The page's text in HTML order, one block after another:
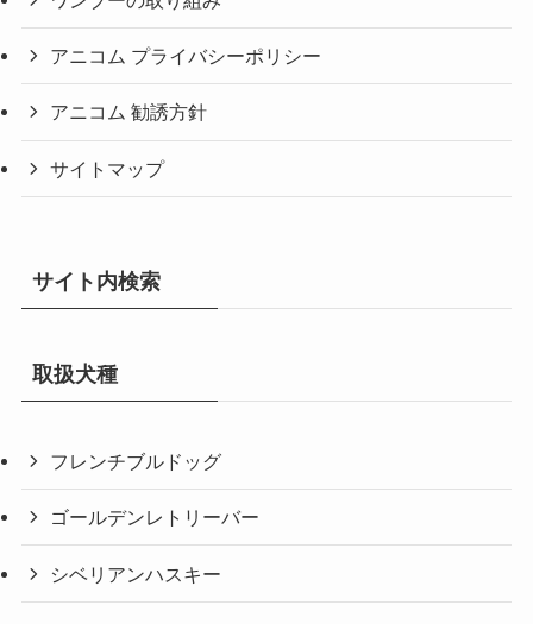
アニコム プライバシーポリシー
アニコム 勧誘方針
サイトマップ
サイト内検索
取扱犬種
フレンチブルドッグ
ゴールデンレトリーバー
シベリアンハスキー